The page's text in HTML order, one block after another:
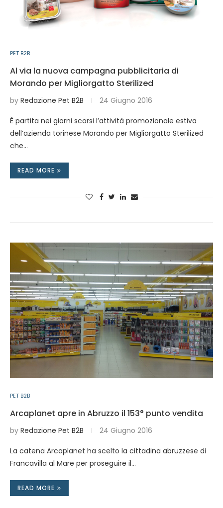
PET B2B
Al via la nuova campagna pubblicitaria di
Morando per Migliorgatto Sterilized
by Redazione Pet B2B 24 Giugno 2016
È partita nei giorni scorsi l’attività promozionale estiva
dell’azienda torinese Morando per Migliorgatto Sterilized
che…
READ MORE
PET B2B
Arcaplanet apre in Abruzzo il 153° punto vendita
by Redazione Pet B2B 24 Giugno 2016
La catena Arcaplanet ha scelto la cittadina abruzzese di
Francavilla al Mare per proseguire il…
READ MORE